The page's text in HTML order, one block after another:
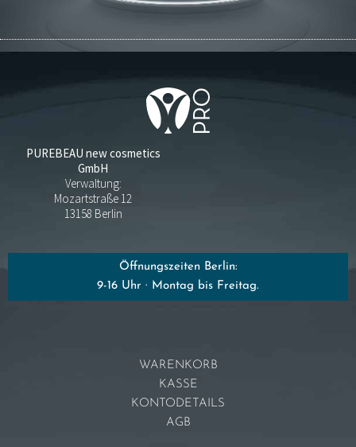
PUREBEAU new cosmetics
GmbH
Verwaltung:
Mozartstraße 12
13158 Berlin
Öffnungszeiten Berlin:
9-16 Uhr · Montag bis Freitag.
WARENKORB
KASSE
KONTODETAILS
AGB